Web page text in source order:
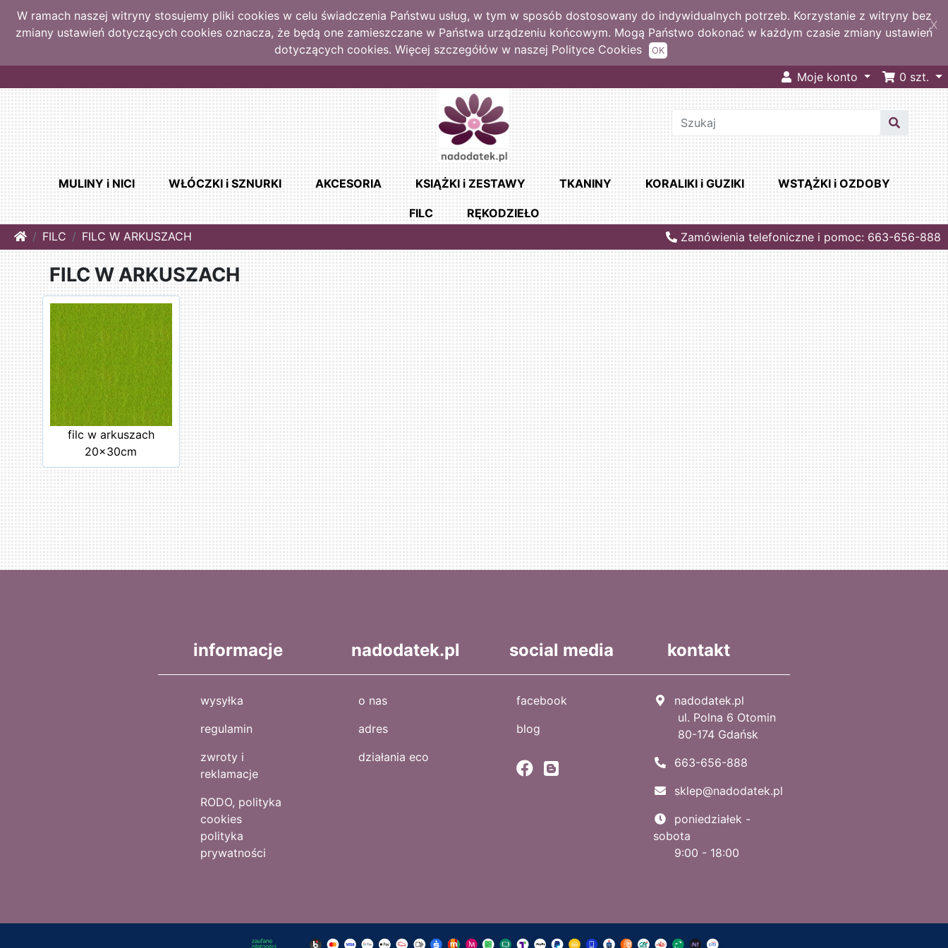
W ramach naszej witryny stosujemy pliki cookies w celu świadczenia Państwu usług, w tym w sposób dostosowany do indywidualnych potrzeb. Korzystanie z witryny bez
zmiany ustawień dotyczących cookies oznacza, że będą one zamieszczane w Państwa urządzeniu końcowym. Mogą Państwo dokonać w każdym czasie zmiany ustawień
dotyczących cookies. Więcej szczegółów w naszej Polityce Cookies
X
OK
Moje konto 0 szt.
MULINY i NICI WŁÓCZKI i SZNURKI AKCESORIA KSIĄŻKI i ZESTAWY TKANINY KORALIKI i GUZIKI WSTĄŻKI i OZDOBY
FILC
RĘKODZIEŁO
Home
FILC FILC W ARKUSZACH Zamówienia telefoniczne i pomoc: 663-656-888
FILC W ARKUSZACH
filc w arkuszach
20x30cm
informacje
wysyłka
regulamin
zwroty i
reklamacje
RODO, polityka
cookies
polityka
prywatności
nadodatek.pl
o nas
adres
działania eco
social media
facebook
blog
kontakt
nadodatek.pl
ul. Polna 6 Otomin
80-174 Gdańsk
663-656-888
sklep@nadodatek.pl
poniedziałek -
sobota
9:00 - 18:00